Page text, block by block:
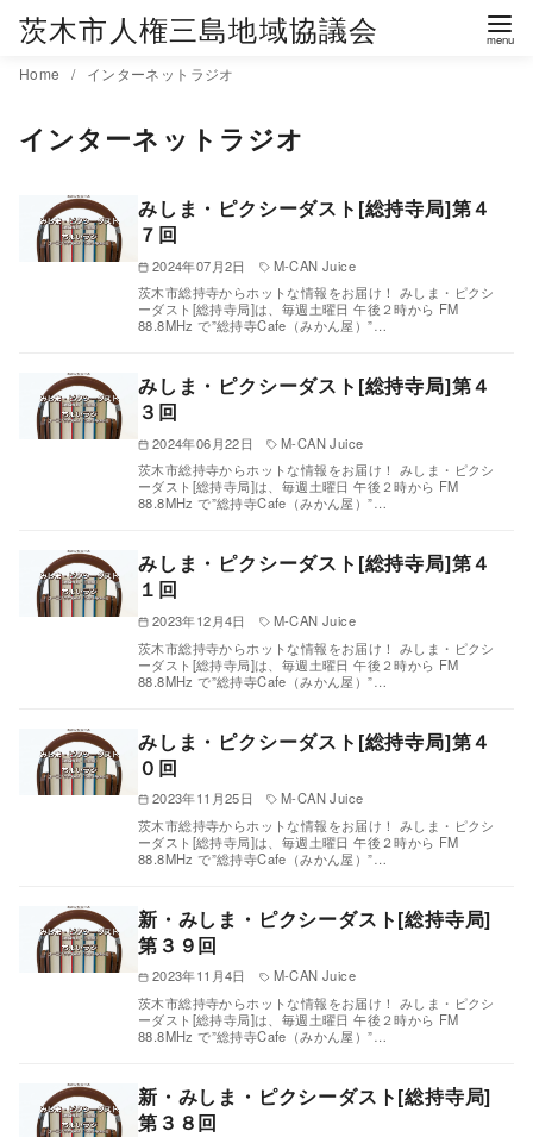
茨木市人権三島地域協議会
Home インターネットラジオ
インターネットラジオ
みしま・ピクシーダスト[総持寺局]第４
７回
2024年07月2日
M-CAN Juice
茨木市総持寺からホットな情報をお届け！ みしま・ピクシ
ーダスト[総持寺局]は、毎週土曜日 午後２時から FM
88.8MHz で”総持寺Cafe（みかん屋）”…
みしま・ピクシーダスト[総持寺局]第４
３回
2024年06月22日
M-CAN Juice
茨木市総持寺からホットな情報をお届け！ みしま・ピクシ
ーダスト[総持寺局]は、毎週土曜日 午後２時から FM
88.8MHz で”総持寺Cafe（みかん屋）”…
みしま・ピクシーダスト[総持寺局]第４
１回
2023年12月4日
M-CAN Juice
茨木市総持寺からホットな情報をお届け！ みしま・ピクシ
ーダスト[総持寺局]は、毎週土曜日 午後２時から FM
88.8MHz で”総持寺Cafe（みかん屋）”…
みしま・ピクシーダスト[総持寺局]第４
０回
2023年11月25日
M-CAN Juice
茨木市総持寺からホットな情報をお届け！ みしま・ピクシ
ーダスト[総持寺局]は、毎週土曜日 午後２時から FM
88.8MHz で”総持寺Cafe（みかん屋）”…
新・みしま・ピクシーダスト[総持寺局]
第３９回
2023年11月4日
M-CAN Juice
茨木市総持寺からホットな情報をお届け！ みしま・ピクシ
ーダスト[総持寺局]は、毎週土曜日 午後２時から FM
88.8MHz で”総持寺Cafe（みかん屋）”…
新・みしま・ピクシーダスト[総持寺局]
第３８回